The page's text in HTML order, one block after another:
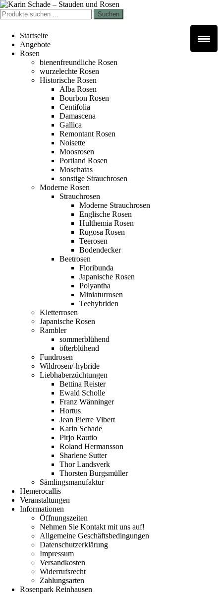
Zur
Navigation
springen
Zum
Inhalt
springen
Suchen
nach:
Suchen
Startseite
Angebote
Rosen
bienenfreundliche Rosen
wurzelechte Rosen
Historische Rosen
Alba Rosen
Bourbon Rosen
Centifolia
Damascena
Gallica
Remontant Rosen
Noisette
Moosrosen
Portland Rosen
Moschatas
sonstige Strauchrosen
Moderne Rosen
Strauchrosen
Moderne Strauchrosen
Englische Rosen
Hulthemia Rosen
Rugosa Rosen
Teerosen
Bodendecker
Beetrosen
Floribunda
Japanische Rosen
Polyantha
Miniaturrosen
Teehybriden
Kletterrosen
Japanische Rosen
Rambler
sommerblühend
öfterblühend
Fundrosen
Wildrosen/-hybride
Liebhaberzüchtungen
Bettina Reister
Ewald Scholle
Franz Wänninger
Hortus
Jean Pierre Vibert
Karin Schade
Pirjo Rautio
Roland Hermansson
Sharlene Sutter
Thor Landsverk
Thorsten Burgsmüller
Sämlingsmanufaktur
Hemerocallis
Veranstaltungen
Informationen
Öffnungszeiten
Nehmen Sie Kontakt mit uns auf!
Allgemeine Geschäftsbedingungen
Datenschutzerklärung
Impressum
Versandkosten
Widerrufsrecht
Zahlungsarten
Rosenpark Reinhausen